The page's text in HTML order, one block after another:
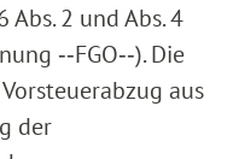
2 und Abs. 4
‑‑FGO‑‑). Die
aus
der